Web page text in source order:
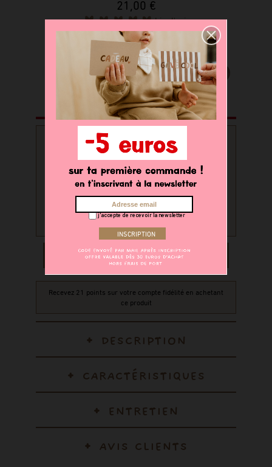
21,00 €
Lire l'avis
Déclinaisons disponibles
PERSONNALISATION
Souhaitez-vous personnaliser
votre produit ?
oui non
AJOUTER AU PANIER
Recevez 21 points sur votre compte fidélité en achetant
ce produit
DESCRIPTION
CARACTÉRISTIQUES
ENTRETIEN
AVIS CLIENTS
j'accepte de recevoir la newsletter